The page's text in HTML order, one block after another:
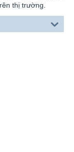
thị trường.